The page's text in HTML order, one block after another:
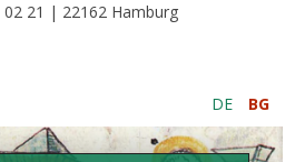
02 21 | 22162 Hamburg
DE BG